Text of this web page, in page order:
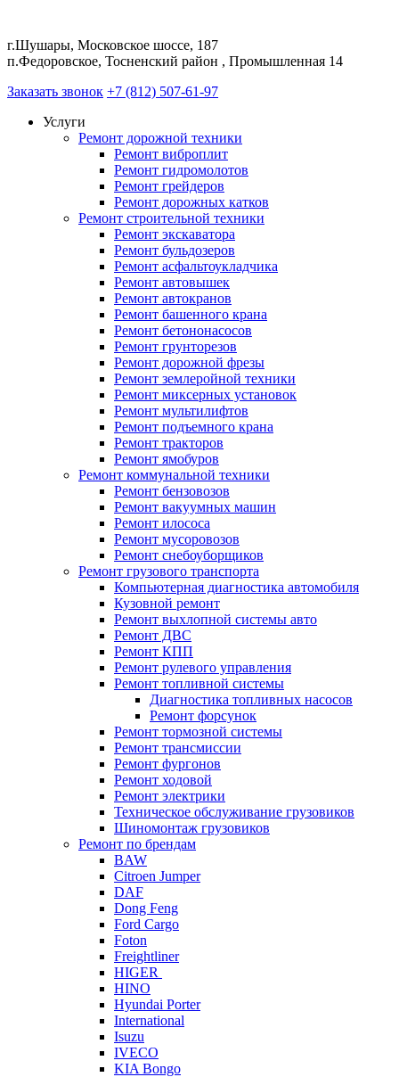
г.Шушары, Московское шоссе, 187
п.Федоровское, Тосненский район , Промышленная 14
Заказать звонок +7 (812) 507-61-97
Услуги
Ремонт дорожной техники
Ремонт виброплит
Ремонт гидромолотов
Ремонт грейдеров
Ремонт дорожных катков
Ремонт строительной техники
Ремонт экскаватора
Ремонт бульдозеров
Ремонт асфальтоукладчика
Ремонт автовышек
Ремонт автокранов
Ремонт башенного крана
Ремонт бетононасосов
Ремонт грунторезов
Ремонт дорожной фрезы
Ремонт землеройной техники
Ремонт миксерных установок
Ремонт мультилифтов
Ремонт подъемного крана
Ремонт тракторов
Ремонт ямобуров
Ремонт коммунальной техники
Ремонт бензовозов
Ремонт вакуумных машин
Ремонт илососа
Ремонт мусоровозов
Ремонт снебоуборщиков
Ремонт грузового транспорта
Компьютерная диагностика автомобиля
Кузовной ремонт
Ремонт выхлопной системы авто
Ремонт ДВС
Ремонт КПП
Ремонт рулевого управления
Ремонт топливной системы
Диагностика топливных насосов
Ремонт форсунок
Ремонт тормозной системы
Ремонт трансмиссии
Ремонт фургонов
Ремонт ходовой
Ремонт электрики
Техническое обслуживание грузовиков
Шиномонтаж грузовиков
Ремонт по брендам
BAW
Citroen Jumper
DAF
Dong Feng
Ford Cargo
Foton
Freightliner
HIGER
HINO
Hyundai Porter
International
Isuzu
IVECO
KIA Bongo